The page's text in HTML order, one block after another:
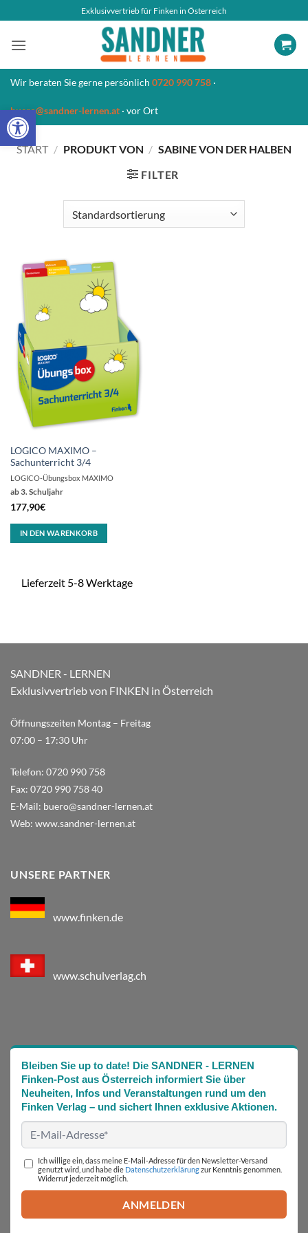
Open toolbar
Inhalt
springen
Exklusivvertrieb für Finken in Österreich
Wir beraten Sie gerne persönlich 0720 990 758 ·
buero@sandner-lernen.at · vor Ort
START / PRODUKT VON / SABINE VON DER HALBEN
FILTER
LOGICO MAXIMO –
Sachunterricht 3/4
ab 3. Schuljahr
177,90€
LOGICO-Übungsbox MAXIMO
IN DEN WARENKORB
Lieferzeit 5-8 Werktage
SANDNER - LERNEN
Exklusivvertrieb von FINKEN in Österreich
Öffnungszeiten Montag – Freitag
07:00 – 17:30 Uhr
Telefon: 0720 990 758
Fax: 0720 990 758 40
E-Mail: buero@sandner-lernen.at
Web: www.sandner-lernen.at
UNSERE PARTNER
www.finken.de
www.schulverlag.ch
Bleiben Sie up to date! Die SANDNER - LERNEN
Finken-Post aus Österreich informiert Sie über
Neuheiten, Infos und Veranstaltungen rund um den
Finken Verlag – und sichert Ihnen exklusive Aktionen.
Ich willige ein, dass meine E-Mail-Adresse für den Newsletter-Versand
genutzt wird, und habe die Datenschutzerklärungzur Kenntnis genommen.
Widerruf jederzeit möglich.